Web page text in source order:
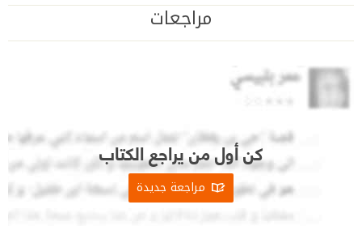
مراجعات
كن أول من يراجع الكتاب
مراجعة جديدة